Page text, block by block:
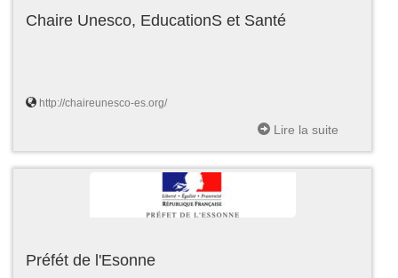
Chaire Unesco, EducationS et Santé
http://chaireunesco-es.org/
Lire la suite
Préfét de l'Esonne